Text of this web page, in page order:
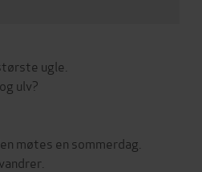
ugle.
ulv?
møtes en sommerdag.